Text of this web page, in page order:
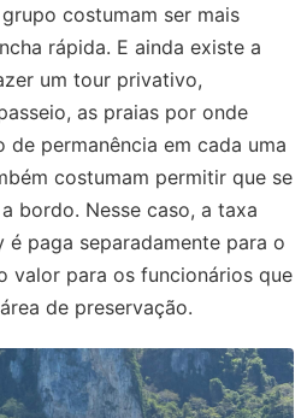
costumam ser mais
rápida. E ainda existe a
um tour privativo,
as praias por onde
de permanência em cada uma
costumam permitir que se
bordo. Nesse caso, a taxa
é paga separadamente para o
valor para os funcionários que
de preservação.